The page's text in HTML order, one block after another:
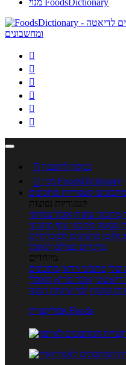
מנוי FoodsDictionary






 כניסה לחשבון

מנוי FoodsDictionary
מתכונים קטגוריות מתכונים
קטגוריות נפוצות
מתכוני עוגות אוכל צמחוני
פסטה מתכוני עוף מתכוני
גלוטן מתכונים לסוכרתיים
טרנדים בעולם האוכל
מיוחדים
שלי מתכוני וידאו מתכונים
דיאטטי אוכל בריא מאכלי
ועונות לפי שיטות הכנה
אפליקציית Foods